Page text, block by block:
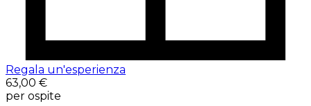
Regala un'esperienza
63,00 €
per ospite